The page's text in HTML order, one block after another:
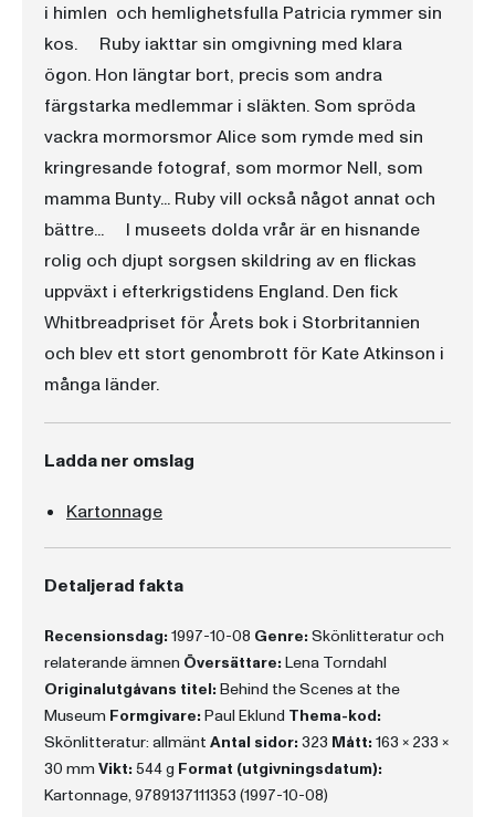
i himlen  och hemlighetsfulla Patricia rymmer sin
kos. Ruby iakttar sin omgivning med klara
ögon. Hon längtar bort, precis som andra
färgstarka medlemmar i släkten. Som spröda
vackra mormorsmor Alice som rymde med sin
kringresande fotograf, som mormor Nell, som
mamma Bunty... Ruby vill också något annat och
bättre... I museets dolda vrår är en hisnande
rolig och djupt sorgsen skildring av en flickas
uppväxt i efterkrigstidens England. Den fick
Whitbreadpriset för Årets bok i Storbritannien
och blev ett stort genombrott för Kate Atkinson i
många länder.
Ladda ner omslag
Kartonnage
Detaljerad fakta
Recensionsdag: 1997-10-08 Genre: Skönlitteratur och
relaterande ämnen Översättare: Lena Torndahl
Originalutgåvans titel: Behind the Scenes at the
Museum Formgivare: Paul Eklund Thema-kod:
Skönlitteratur: allmänt Antal sidor: 323 Mått: 163 x 233 x
30 mm Vikt: 544 g Format (utgivningsdatum):
Kartonnage, 9789137111353 (1997-10-08)